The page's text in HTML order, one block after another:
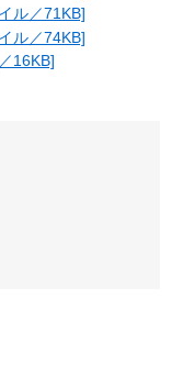
ル／71KB]
ル／74KB]
16KB]